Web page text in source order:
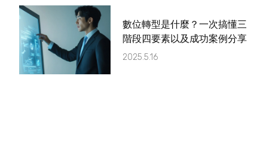
數位轉型是什麼？一次搞懂三
階段四要素以及成功案例分享
2025.5.16